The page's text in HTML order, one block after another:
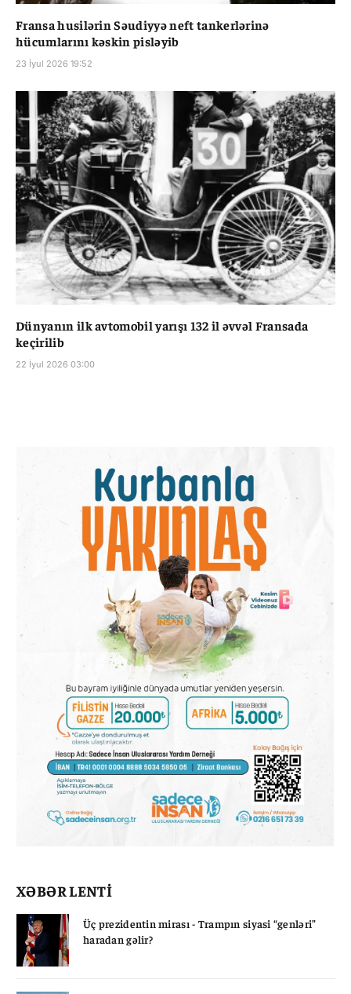
Fransa husilərin Səudiyyə neft tankerlərinə
hücumlarını kəskin pisləyib
23 İyul 2026 19:52
Dünyanın ilk avtomobil yarışı 132 il əvvəl Fransada
keçirilib
22 İyul 2026 03:00
XƏBƏR LENTİ
Üç prezidentin mirası - Trampın siyasi “genləri”
haradan gəlir?